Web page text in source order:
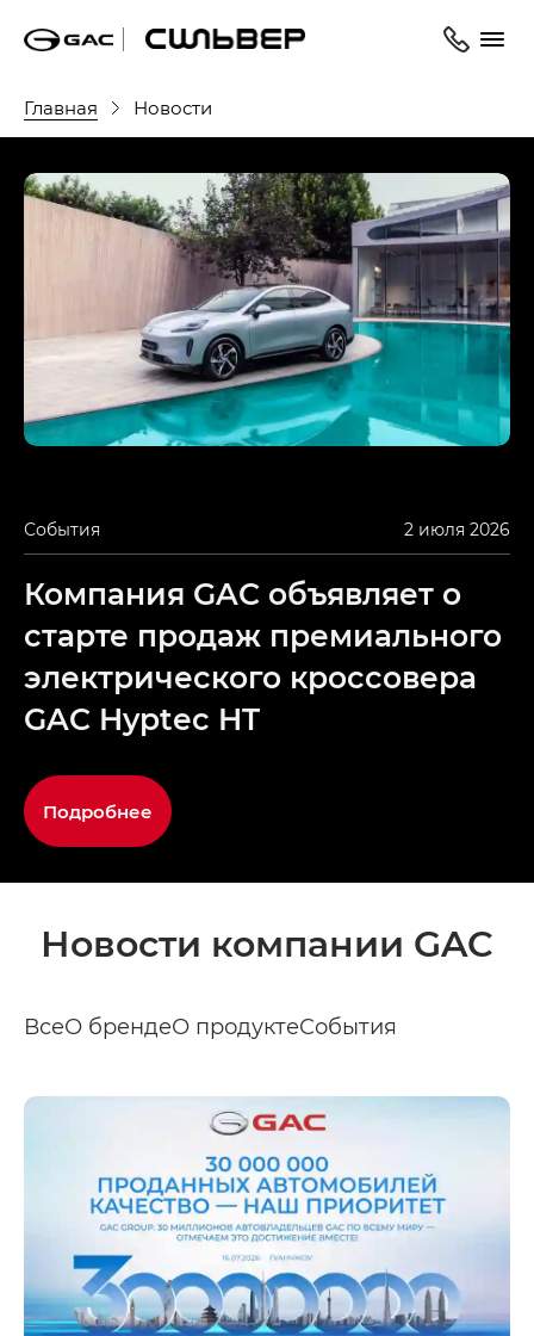
Главная Новости
События 2 июля 2026
Компания GAC объявляет о
старте продаж премиального
электрического кроссовера
GAC Hyptec HT
Подробнее
Новости компании GAC
ВсеО брендеО продуктеСобытия